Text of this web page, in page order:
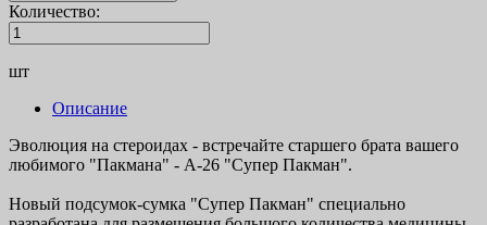
Количество:
шт
Описание
Эволюция на стероидах - встречайте старшего брата вашего
любимого "Пакмана" - А-26 "Супер Пакман".
Новый подсумок-сумка "Супер Пакман" специально